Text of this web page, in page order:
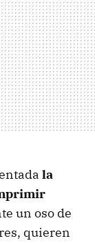
la
un oso de
quieren